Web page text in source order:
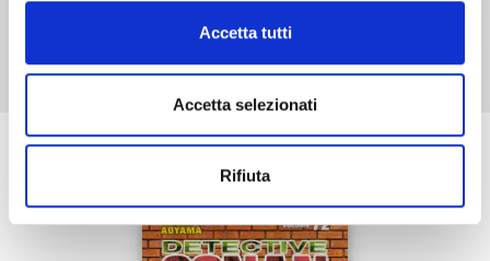
Accetta tutti
Accetta selezionati
Rifiuta
Mostra tutto
Se ti è piaciuto prova anche: